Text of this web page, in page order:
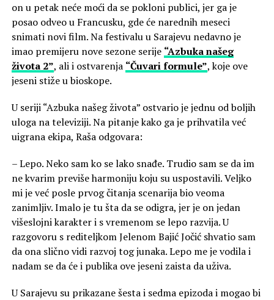
on u petak neće moći da se pokloni publici, jer ga je
posao odveo u Francusku, gde će narednih meseci
snimati novi film. Na festivalu u Sarajevu nedavno je
imao premijeru nove sezone serije “Azbuka našeg
života 2”, ali i ostvarenja “Čuvari formule”, koje ove
jeseni stiže u bioskope.
U seriji “Azbuka našeg života” ostvario je jednu od boljih
uloga na televiziji. Na pitanje kako ga je prihvatila već
uigrana ekipa, Raša odgovara:
– Lepo. Neko sam ko se lako snađe. Trudio sam se da im
ne kvarim previše harmoniju koju su uspostavili. Veljko
mi je već posle prvog čitanja scenarija bio veoma
zanimljiv. Imalo je tu šta da se odigra, jer je on jedan
višeslojni karakter i s vremenom se lepo razvija. U
razgovoru s rediteljkom Jelenom Bajić Jočić shvatio sam
da ona slično vidi razvoj tog junaka. Lepo me je vodila i
nadam se da će i publika ove jeseni zaista da uživa.
U Sarajevu su prikazane šesta i sedma epizoda i mogao bi